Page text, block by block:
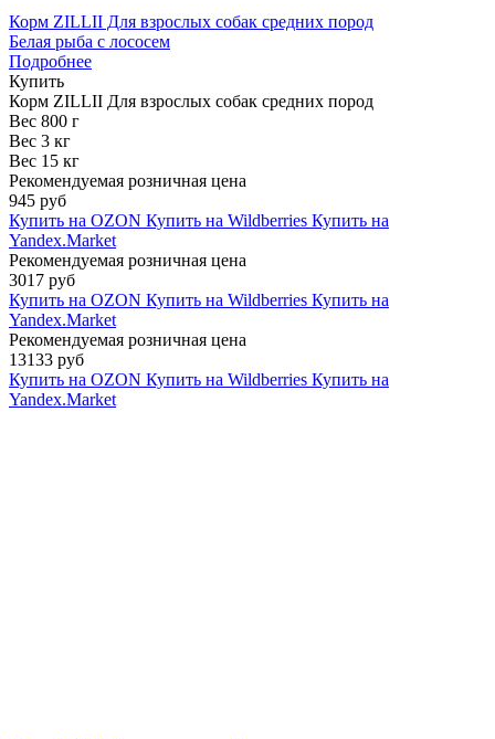
Корм ZILLII Для взрослых собак средних пород
Белая рыба с лососем
Подробнее
Купить
Корм ZILLII Для взрослых собак средних пород
Вес 800 г
Вес 3 кг
Вес 15 кг
Рекомендуемая розничная цена
945 руб
Купить на OZON Купить на Wildberries Купить на
Yandex.Market
Рекомендуемая розничная цена
3017 руб
Купить на OZON Купить на Wildberries Купить на
Yandex.Market
Рекомендуемая розничная цена
13133 руб
Купить на OZON Купить на Wildberries Купить на
Yandex.Market